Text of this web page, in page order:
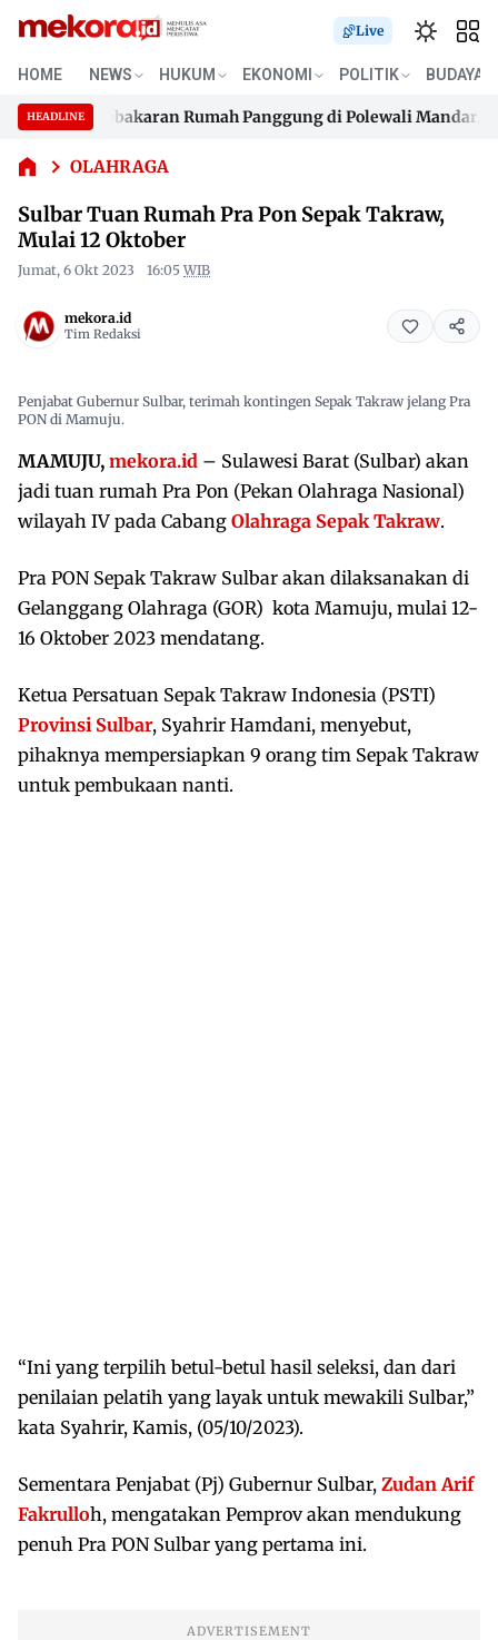
Live
HOME NEWS HUKUM EKONOMI POLITIK BUDAYA
HEADLINE
IV Kebakaran Rumah Panggung di Polewali Mandar,
IV Kebakaran Rumah Panggung di Polewali Mandar,
OLAHRAGA
Sulbar
Rumah
Sepak
Mulai
12
Sulbar Tuan Rumah Pra Pon Sepak Takraw,
Mulai 12 Oktober
Jumat, 6 Okt 2023 16:05 WIB
mekora.id
Tim Redaksi
Penjabat Gubernur Sulbar, terimah kontingen Sepak Takraw jelang Pra
PON di Mamuju.
MAMUJU, mekora.id – Sulawesi Barat (Sulbar) akan
jadi tuan rumah Pra Pon (Pekan Olahraga Nasional)
wilayah IV pada Cabang Olahraga Sepak Takraw.
Pra PON Sepak Takraw Sulbar akan dilaksanakan di
Gelanggang Olahraga (GOR) kota Mamuju, mulai 12-
16 Oktober 2023 mendatang.
Ketua Persatuan Sepak Takraw Indonesia (PSTI)
Provinsi Sulbar, Syahrir Hamdani, menyebut,
pihaknya mempersiapkan 9 orang tim Sepak Takraw
untuk pembukaan nanti.
“Ini yang terpilih betul-betul hasil seleksi, dan dari
penilaian pelatih yang layak untuk mewakili Sulbar,”
kata Syahrir, Kamis, (05/10/2023).
Sementara Penjabat (Pj) Gubernur Sulbar, Zudan Arif
Fakrulloh, mengatakan Pemprov akan mendukung
penuh Pra PON Sulbar yang pertama ini.